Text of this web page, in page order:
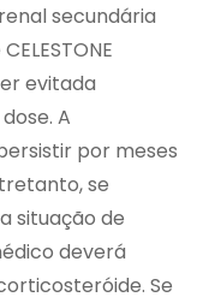
secundária
evitada
A
por meses
se
situação de
deverá
Se